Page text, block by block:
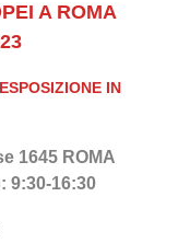
A ROMA
IN
1645 ROMA
9:30-16:30